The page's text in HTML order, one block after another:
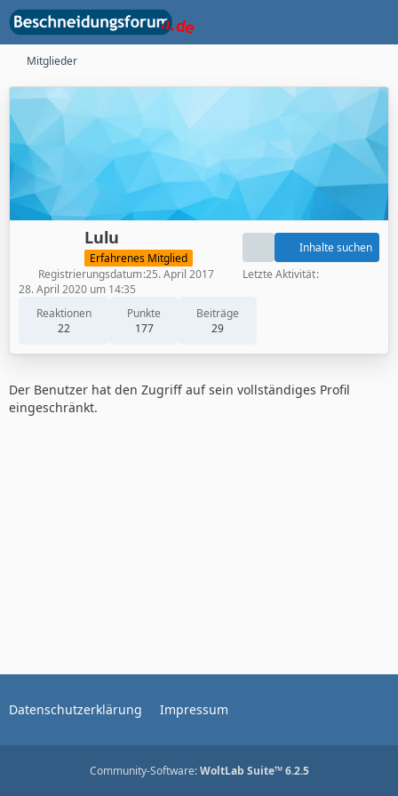
Mitglieder
Lulu
Erfahrenes Mitglied
Reaktionen
22
Punkte
177
Beiträge
29
Inhalte suchen
Registrierungsdatum 25. April 2017
Letzte Aktivität
28. April 2020 um 14:35
Der Benutzer hat den Zugriff auf sein vollständiges Profil
eingeschränkt.
Datenschutzerklärung Impressum
Community-Software:WoltLab Suite™ 6.2.5